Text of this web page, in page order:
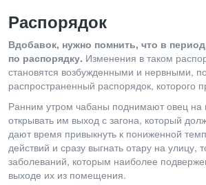
Распорядок
Вдобавок, нужно помнить, что в
по распорядку. Изменения в таком
становятся возбужденными и нервными,
распространенный распорядок,
Ранним утром чабаны поднимают овец на
открывать им выход с загона, который
дают время привыкнуть к пониженной
действий и сразу выгнать отару на
заболеваний, которым наиболее
выходе их из помещения.